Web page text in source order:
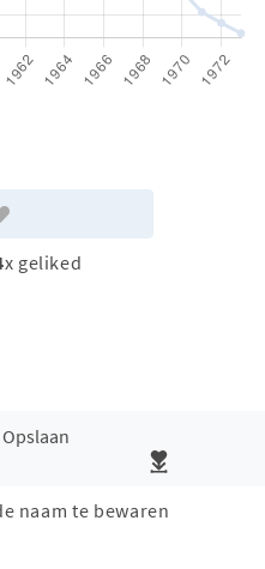
x geliked
Opslaan
naam te bewaren